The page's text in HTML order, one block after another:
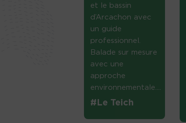
et le bassin
d’Arcachon avec
un guide
professionnel.
Balade sur mesure
avec une
approche
environnementale....
#Le Teich